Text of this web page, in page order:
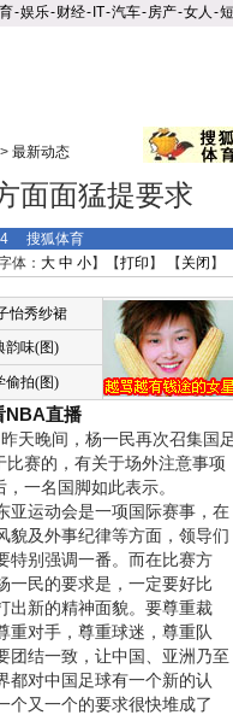
-娱乐-财经- IT-汽车-房产-女人 -
最新动态
面面猛提要求
搜狐体育
体： 大 中 小】【打印 】 【 关闭 】
怡秀纱裙
韵味(图)
偷拍(图)
NBA直播
天晚间，杨一民再次召集国足
赛的，有关于场外注意事项
，一名国脚如此表示。
运动会是一项国际赛事，在
貌及外事纪律等方面，领导们
特别强调一番。而在比赛方
一民的要求是，一定要好比
出新的精神面貌。要尊重裁
重对手，尊重球迷，尊重队
团结一致，让中国、亚洲乃至
都对中国足球有一个新的认
个又一个的要求很快堆成了